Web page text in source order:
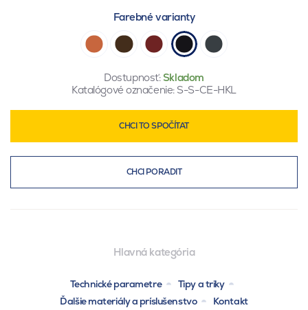
Farebné varianty
Dostupnosť:Skladom
Katalógové označenie: S-S-CE-HKL
CHCI TO SPOČÍTAT
CHCI PORADIT
Hlavná kategória
Technické parametre
Tipy a triky
Ďalšie materiály a príslušenstvo
Kontakt